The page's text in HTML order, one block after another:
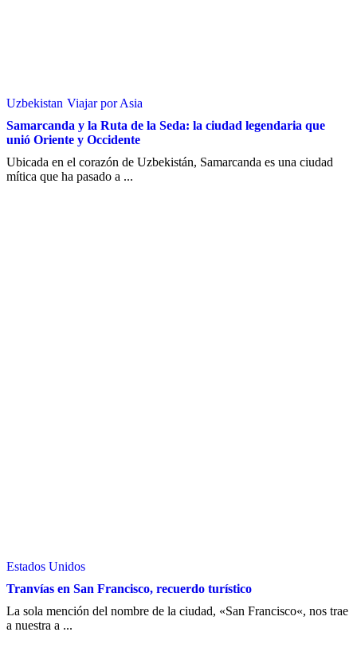
Uzbekistan Viajar por Asia
Samarcanda y la Ruta de la Seda: la ciudad legendaria que
unió Oriente y Occidente
Ubicada en el corazón de Uzbekistán, Samarcanda es una ciudad
mítica que ha pasado a ...
Estados Unidos
Tranvías en San Francisco, recuerdo turístico
La sola mención del nombre de la ciudad, «San Francisco«, nos trae
a nuestra a ...